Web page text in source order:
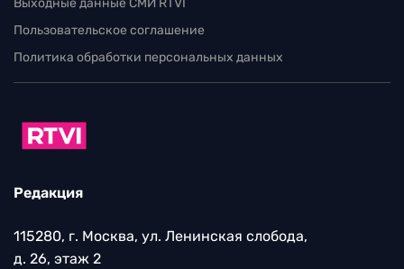
Пользовательское соглашение
Политика обработки персональных данных
Редакция
115280, г. Москва, ул. Ленинская слобода,
д. 26, этаж 2